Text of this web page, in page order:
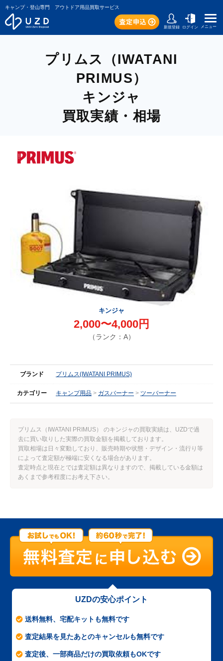
キャンプ・登山専門 アウトドア用品買取サービス
新規登録 ログイン メニュー
プリムス（IWATANI
PRIMUS）
キンジャ
買取実績・相場
キンジャ
2,000〜4,000円
（ランク：A）
ブランド プリムス(IWATANI PRIMUS)
カテゴリー キャンプ用品 ガスバーナー ツーバーナー
プリムス（IWATANI PRIMUS） のキンジャの買取実績は、UZDで過
去に買い取りした実際の買取金額を掲載しております。
買取相場は日々変動しており、販売時期や状態・デザイン・流行り等
によって査定額が極端に安くなる場合があります。
査定時点と現在とでは査定額は異なりますので、掲載している金額は
あくまで参考程度にお考え下さい。
UZDの安心ポイント
送料無料、宅配キットも無料です
査定結果を見たあとのキャンセルも無料です
査定後、一部商品だけの買取依頼もOKです